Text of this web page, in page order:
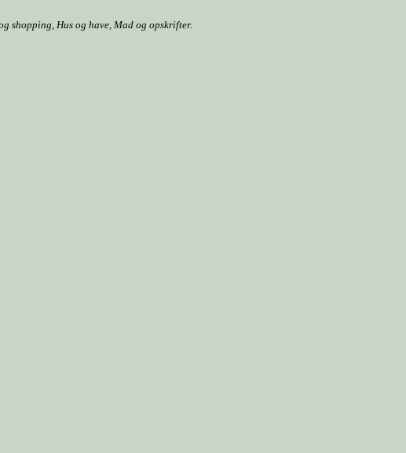
shopping, Hus og have, Mad og opskrifter.